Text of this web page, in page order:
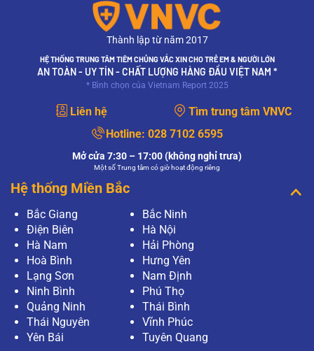
Thành lập từ năm 2017
HỆ THỐNG TRUNG TÂM TIÊM CHỦNG VẮC XIN CHO TRẺ EM & NGƯỜI LỚN
AN TOÀN - UY TÍN - CHẤT LƯỢNG HÀNG ĐẦU VIỆT NAM *
* Bình chọn của Vietnam Report 2025
Liên hệ
Tìm trung tâm VNVC
Hotline: 028 7102 6595
Mở cửa 7:30 – 17:00 (không nghỉ trưa)
Một số Trung tâm có giờ hoạt động riêng
Hệ thống Miền Bắc
Bắc Giang
Bắc Ninh
Điện Biên
Hà Nội
Hà Nam
Hải Phòng
Hoà Bình
Hưng Yên
Lạng Sơn
Nam Định
Ninh Bình
Phú Thọ
Quảng Ninh
Thái Bình
Thái Nguyên
Vĩnh Phúc
Yên Bái
Tuyên Quang